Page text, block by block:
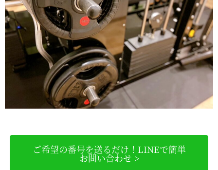
ご希望の番号を送るだけ！LINEで簡単
お問い合わせ >